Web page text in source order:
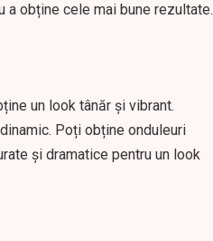
obține cele mai bune rezultate.
un look tânăr și vibrant.
Poți obține onduleuri
și dramatice pentru un look